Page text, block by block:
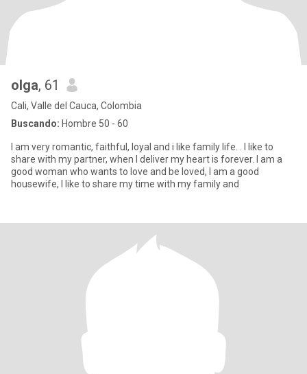
olga, 61
Cali, Valle del Cauca, Colombia
Buscando: Hombre 50 - 60
I am very romantic, faithful, loyal and i like family life. . I like to
share with my partner, when I deliver my heart is forever. I am a
good woman who wants to love and be loved, I am a good
housewife, I like to share my time with my family and